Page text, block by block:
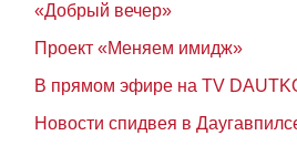
«Добрый вечер»
Проект «Меняем имидж»
В прямом эфире на TV
Новости спидвея в